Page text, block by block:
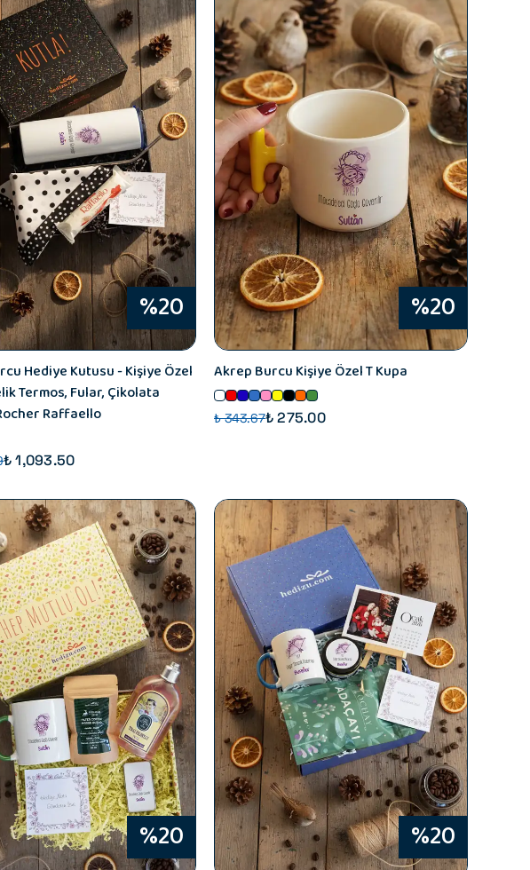
%20
Hediye Kutusu - Kişiye Özel
Termos, Fular, Çikolata
Raffaello
₺ 1,093.50
%20
Akrep Burcu Kişiye Özel T Kupa
₺ 343.67₺ 275.00
%20 %20